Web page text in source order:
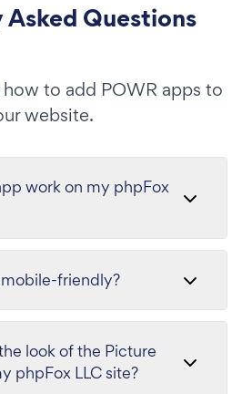
Questions
to add POWR apps to
website.
work on my phpFox
friendly?
look of the Picture
phpFox LLC site?